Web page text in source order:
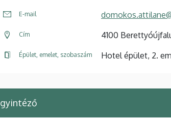
E-mail
Cím 4100
Épület, emelet, szobaszám Hotel épület, 2.